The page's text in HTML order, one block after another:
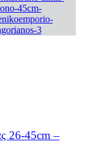
26-45cm –